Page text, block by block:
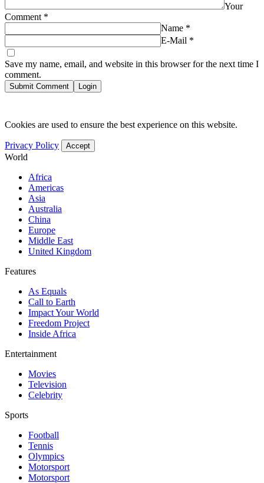
Your
Comment *
Name *
E-Mail *
Save my name, email, and website in this browser for the next time I
comment.
Submit Comment Login
Cookies are used to ensure the best experience on this website.
Privacy Policy Accept
World
Africa
Americas
Asia
Australia
China
Europe
Middle East
United Kingdom
Features
As Equals
Call to Earth
Impact Your World
Freedom Project
Inside Africa
Entertainment
Movies
Television
Celebrity
Sports
Football
Tennis
Olympics
Motorsport
Motorsport